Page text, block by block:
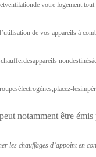
votre logement tout
de vos appareils à
peut notamment être émis
les chauffages d’appoint en